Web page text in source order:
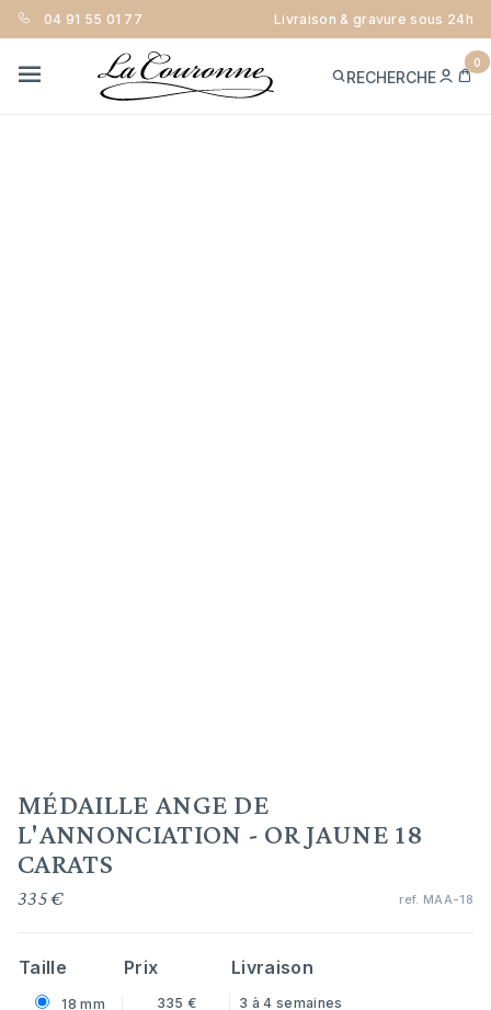
04 91 55 01 77 Livraison & gravure sous 24h
RECHERCHE
ME
0
MÉDAILLE ANGE DE
L'ANNONCIATION - OR JAUNE 18
CARATS
335 € ref. MAA-18
Taille Prix Livraison
18 mm 335 € 3 à 4 semaines